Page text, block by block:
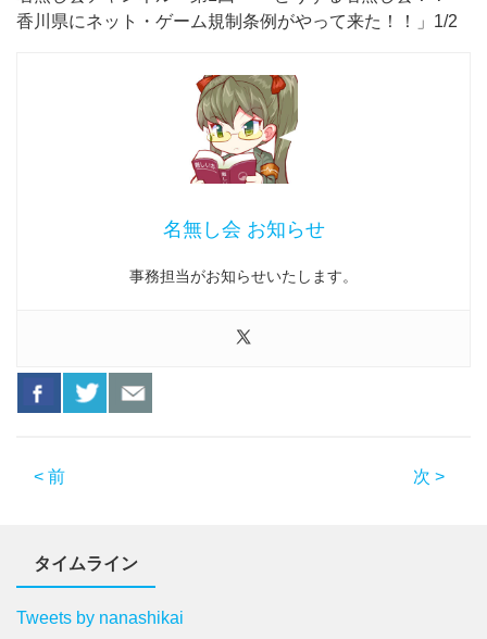
香川県にネット・ゲーム規制条例がやって来た！！」1/2
名無し会 お知らせ
事務担当がお知らせいたします。
< 前 次 >
タイムライン
Tweets by nanashikai